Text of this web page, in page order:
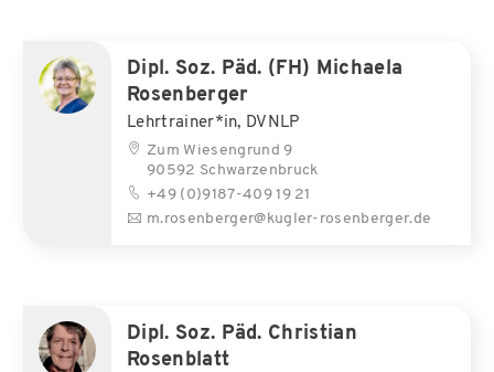
Dipl. Soz. Päd. (FH) Michaela
Rosenberger
Lehrtrainer*in, DVNLP
Zum Wiesengrund 9
90592 Schwarzenbruck
+49 (0)9187-409 19 21
m.rosenberger@kugler-rosenberger.de
Dipl. Soz. Päd. Christian
Rosenblatt